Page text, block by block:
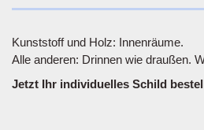
Kunststoff und Holz: Innenräume.
Alle anderen: Drinnen wie draußen.
Jetzt Ihr individuelles Schild